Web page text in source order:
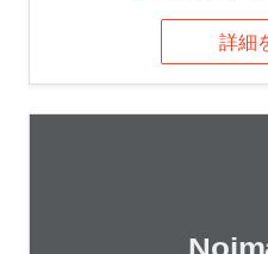
詳細